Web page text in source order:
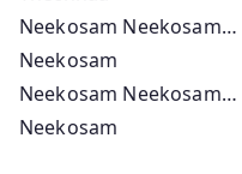
Neekosam
Neekosam
Neekosam
Neekosam